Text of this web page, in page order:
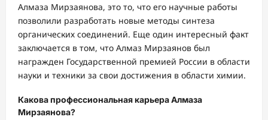
Алмаза Мирзаянова, это то, что его научные работы
позволили разработать новые методы синтеза
органических соединений. Еще один интересный факт
заключается в том, что Алмаз Мирзаянов был
награжден Государственной премией России в области
науки и техники за свои достижения в области химии.
Какова профессиональная карьера Алмаза
Мирзаянова?